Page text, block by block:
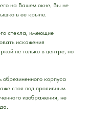
на Вашем окне, Вы не
в ее крыле.
стекла, имеющие
искажения
не только в центре, но
обрезиненного корпуса
стоя под проливным
изображения, не